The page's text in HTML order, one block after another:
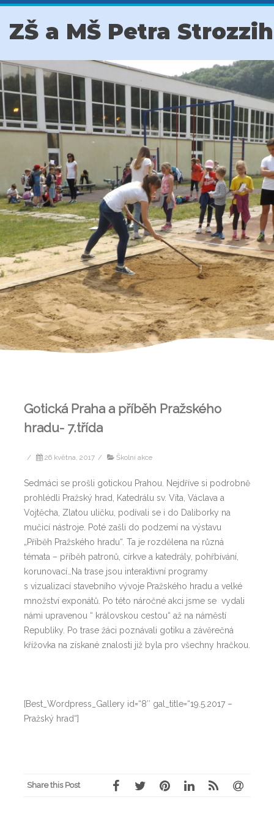
ZŠ a MŠ Petra
Gotická Praha a příběh Pražského
hradu- 7.třída
/ 26 května, 2017 / Školní akce
Sedmáci se prošli gotickou Prahou. Nejdříve si podrobně
prohlédli Pražský hrad, Katedrálu sv. Víta, Václava a
Vojtěcha, Zlatou uličku, podívali se i do Daliborky na
mučicí nástroje. Poté zašli do podzemí na výstavu
„Příběh Pražského hradu“. Ta je rozdělena na různá
témata – příběh patronů, církve a katedrály, pohřbívání,
korunovací…Na trase jsou interaktivní programy
s vizualizací stavebního vývoje Pražského hradu a velké
množství exponátů. Po této náročné akci jsme se vydali
námi upravenou “ královskou cestou“ až na náměstí
Republiky. Po trase žáci poznávali gotiku a závěrečná
křížovka na získané znalosti již byla pro všechny hračkou.
[Best_Wordpress_Gallery id=“8″ gal_title=“19.5.2017 –
Pražský hrad“]
Share this Post